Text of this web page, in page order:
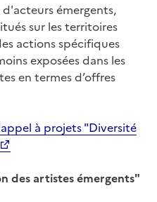
émergents,
sur les territoires
actions spécifiques
exposées dans les
en termes d’offres
à projets "Diversité
des artistes émergents"